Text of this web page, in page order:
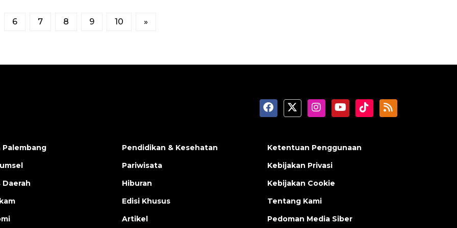
6 7 8 9 10 »
Pendidikan & Kesehatan
Pariwisata
Hiburan
Edisi Khusus
Artikel
Ketentuan Penggunaan
Kebijakan Privasi
Kebijakan Cookie
Tentang Kami
Pedoman Media Siber